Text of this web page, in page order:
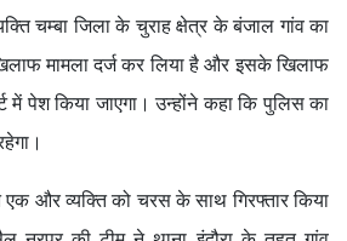
चम्बा जिला के चुराह क्षेत्र के बंजाल गांव का
मामला दर्ज कर लिया है और इसके खिलाफ
में पेश किया जाएगा। उन्होंने कहा कि पुलिस का
और व्यक्ति को चरस के साथ गिरफ्तार किया